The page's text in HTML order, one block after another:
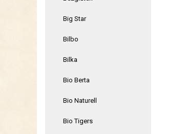
Big Star
Bilbo
Bilka
Bio Berta
Bio Naturell
Bio Tigers